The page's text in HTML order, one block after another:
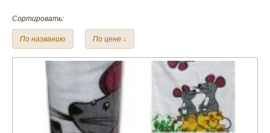
Сортировать:
По названию По цене ↓